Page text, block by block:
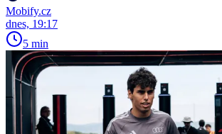
Mobify.cz
dnes, 19:17
5 min